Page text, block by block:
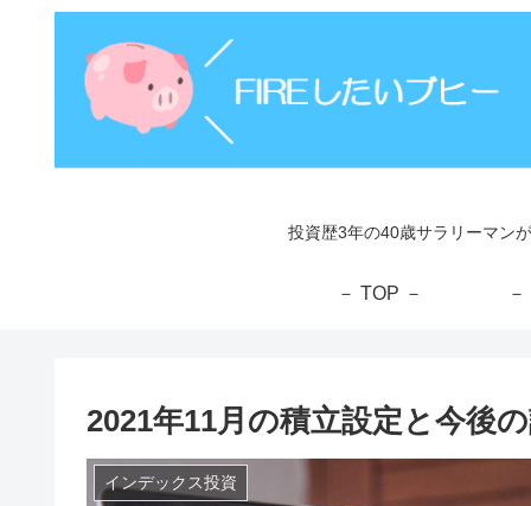
投資歴3年の40歳サラリーマン
－ TOP －
2021年11月の積立設定と今後
インデックス投資